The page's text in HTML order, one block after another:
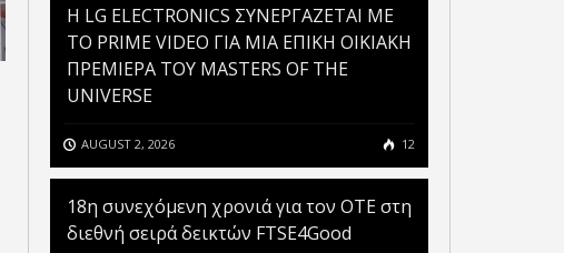
H LG ELECTRONICS ΣΥΝΕΡΓΑΖΕΤΑΙ ΜΕ
ΤΟ PRIME VIDEO ΓΙΑ ΜΙΑ ΕΠΙΚΗ ΟΙΚΙΑΚΗ
ΠΡΕΜΙΕΡΑ ΤΟΥ MASTERS OF THE
UNIVERSE
AUGUST 2, 2026 12
18η συνεχόμενη χρονιά για τον ΟΤΕ στη
διεθνή σειρά δεικτών FTSE4Good